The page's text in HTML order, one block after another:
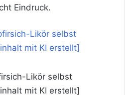
Eindruck.
Likör selbst
mit KI erstellt]